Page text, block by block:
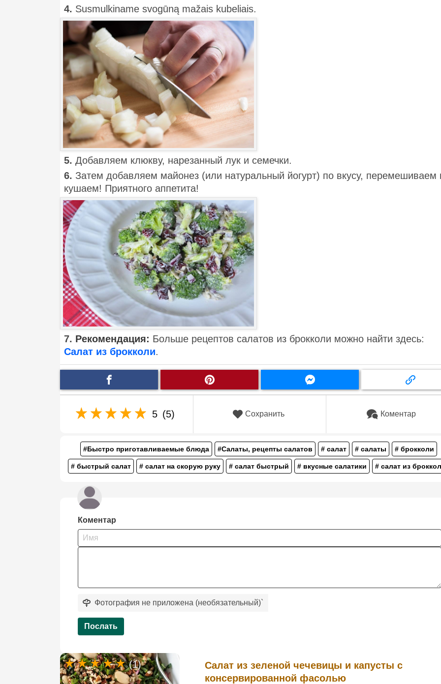
4. Susmulkiname svogūną mažais kubeliais.
5. Добавляем клюкву, нарезанный лук и семечки.
6. Затем добавляем майонез (или натуральный йогурт) по вкусу, перемешиваем
кушаем! Приятного аппетита!
7. Рекомендация: Больше рецептов салатов из брокколи можно найти здесь:
Салат из брокколи.
5 (5) Сохранить Коментар
#Быстро приготавливаемые блюда #Салаты, рецепты салатов # салат # салаты # брокколи
# быстрый салат # салат на скорую руку # салат быстрый # вкусные салатики # салат из
Коментар
Фотография не приложена (необязательный)`
Послать
Салат из зеленой чечевицы и капусты с
консервированной фасолью
(1)